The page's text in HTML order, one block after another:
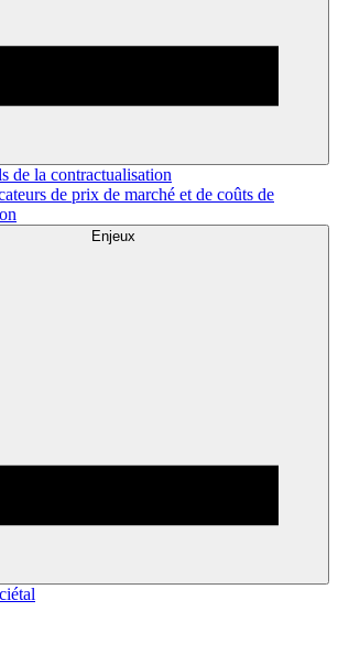
de la contractualisation
de prix de marché et de coûts de
Enjeux